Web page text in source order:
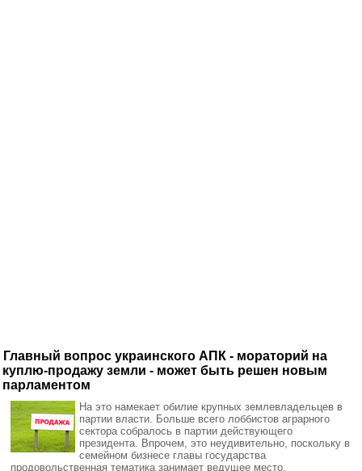
Главный вопрос украинского АПК - мораторий на
куплю-продажу земли - может быть решен новым
парламентом
На это намекает обилие крупных землевладельцев в
партии власти. Больше всего лоббистов аграрного
сектора собралось в партии действующего
президента. Впрочем, это неудивительно, поскольку в
семейном бизнесе главы государства
продовольственная тематика занимает ведущее место.